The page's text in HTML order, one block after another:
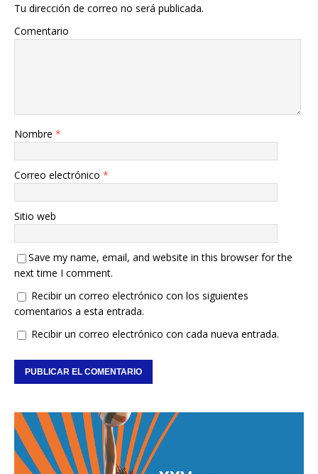
Tu dirección de correo no será publicada.
Comentario
Nombre *
Correo electrónico *
Sitio web
Save my name, email, and website in this browser for the
next time I comment.
Recibir un correo electrónico con los siguientes
comentarios a esta entrada.
Recibir un correo electrónico con cada nueva entrada.